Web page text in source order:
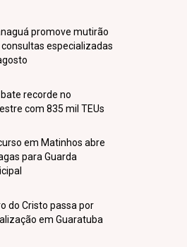
promove mutirão
especializadas
recorde no
com 835 mil TEUs
em Matinhos abre
para Guarda
do Cristo passa por
em Guaratuba